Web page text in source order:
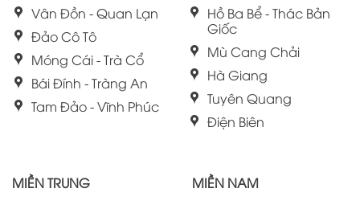
Vân Đồn - Quan Lạn
Đảo Cô Tô
Móng Cái - Trà Cổ
Bái Đính - Tràng An
Tam Đảo - Vĩnh Phúc
Hồ Ba Bể - Thác Bản
Giốc
Mù Cang Chải
Hà Giang
Tuyên Quang
Điện Biên
MIỀN TRUNG MIỀN NAM